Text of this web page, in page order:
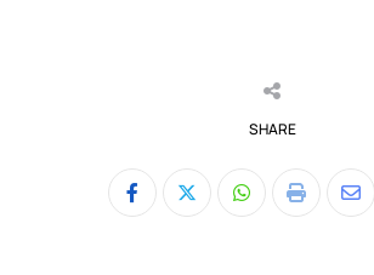
SHARE
Whatsapp
Print